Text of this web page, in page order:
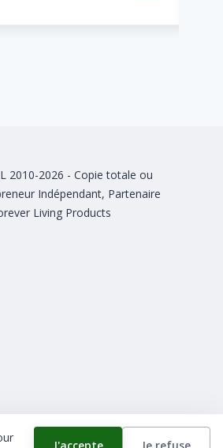
2010-2026 - Copie totale ou
Indépendant, Partenaire
Living Products